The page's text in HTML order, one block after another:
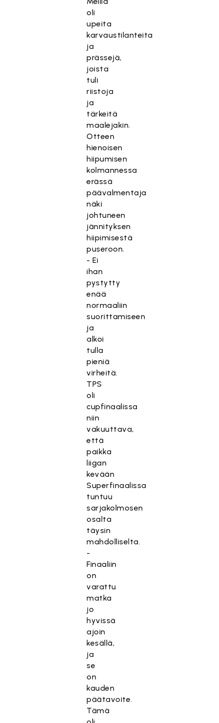
oli
upeita
karvaustilanteita
ja
prässejä,
joista
tuli
riistoja
ja
tärkeitä
maalejakin.
Otteen
hienoisen
hiipumisen
kolmannessa
erässä
päävalmentaja
näki
johtuneen
jännityksen
hiipimisestä
puseroon.
- Ei
ihan
pystytty
enää
normaaliin
suorittamiseen
ja
alkoi
tulla
pieniä
virheitä.
TPS
oli
cupfinaalissa
niin
vakuuttava,
että
paikka
liigan
kevään
Superfinaalissa
tuntuu
sarjakolmosen
osalta
täysin
mahdolliselta.
-
Finaaliin
on
varattu
matka
jo
hyvissä
ajoin
kesällä,
ja
se
on
kauden
päätavoite.
Tämä